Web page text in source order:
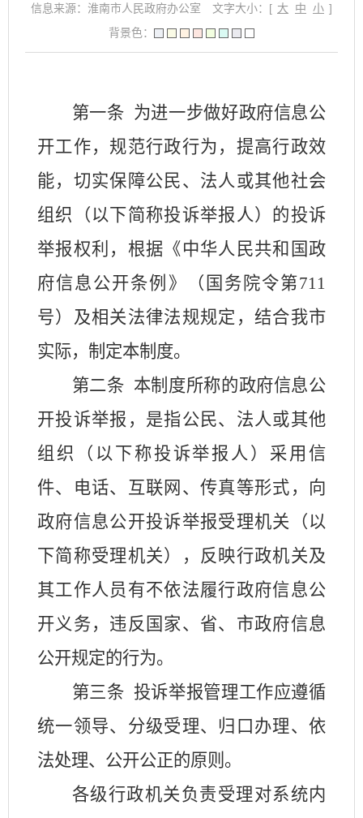
信息来源：淮南市人民政府办公室
文字大小：[ 大 中 小 ]
背景色：
第一条 为进一步做好政府信息公
开工作，规范行政行为，提高行政效
能，切实保障公民、法人或其他社会
组织（以下简称投诉举报人）的投诉
举报权利，根据《中华人民共和国政
府信息公开条例》（国务院令第711
号）及相关法律法规规定，结合我市
实际，制定本制度。
第二条 本制度所称的政府信息公
开投诉举报，是指公民、法人或其他
组织（以下称投诉举报人）采用信
件、电话、互联网、传真等形式，向
政府信息公开投诉举报受理机关（以
下简称受理机关），反映行政机关及
其工作人员有不依法履行政府信息公
开义务，违反国家、省、市政府信息
公开规定的行为。
第三条 投诉举报管理工作应遵循
统一领导、分级受理、归口办理、依
法处理、公开公正的原则。
各级行政机关负责受理对系统内